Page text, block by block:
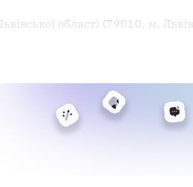
області (79010, м.